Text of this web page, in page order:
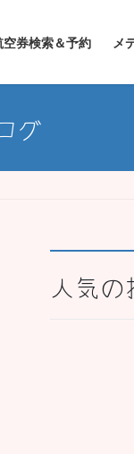
空券検索＆予約 メ
グ
人気の